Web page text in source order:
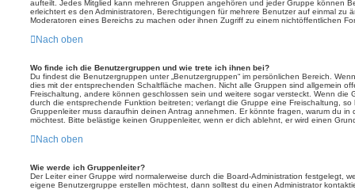
aufteilt. Jedes Mitglied kann mehreren Gruppen angehören und jeder Gruppe können
erleichtert es den Administratoren, Berechtigungen für mehrere Benutzer auf einmal zu
Moderatoren eines Bereichs zu machen oder ihnen Zugriff zu einem nichtöffentlichen
Nach oben
Wo finde ich die Benutzergruppen und wie trete ich ihnen bei?
Du findest die Benutzergruppen unter „Benutzergruppen“ im persönlichen Bereich.
dies mit der entsprechenden Schaltfläche machen. Nicht alle Gruppen sind allgemein
Freischaltung, andere können geschlossen sein und weitere sogar versteckt. Wenn die
durch die entsprechende Funktion beitreten; verlangt die Gruppe eine Freischaltung,
Gruppenleiter muss daraufhin deinen Antrag annehmen. Er könnte fragen, warum du in
möchtest. Bitte belästige keinen Gruppenleiter, wenn er dich ablehnt, er wird einen
Nach oben
Wie werde ich Gruppenleiter?
Der Leiter einer Gruppe wird normalerweise durch die Board-Administration festgelegt,
eigene Benutzergruppe erstellen möchtest, dann solltest du einen Administrator